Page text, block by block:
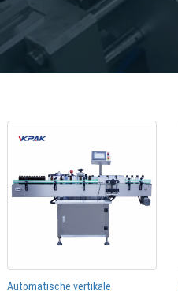
Automatische vertikale